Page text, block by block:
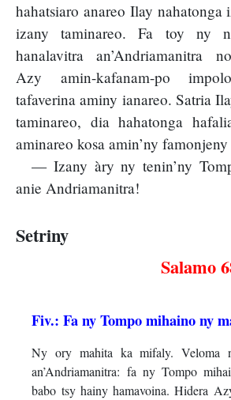
hahatsiaro anareo Ilay nahatonga
izany taminareo. Fa toy ny
hanalavitra an’Andriamanitra
Azy amin-kafanam-po
tafaverina aminy ianareo. Satria
taminareo, dia hahatonga
aminareo kosa amin’ny famonjeny
— Izany àry ny tenin’ny
anie Andriamanitra!
Setriny
Salamo
Fiv.: Fa ny Tompo mihaino ny
Ny ory mahita ka mifaly. Veloma
an’Andriamanitra: fa ny Tompo
babo tsy hainy hamavoina. Hidera